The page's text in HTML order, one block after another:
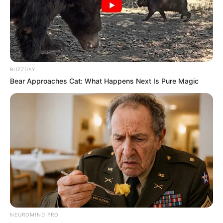
BUZZDAY
Bear Approaches Cat: What Happens Next Is Pure Magic
NEUROMIND PRO